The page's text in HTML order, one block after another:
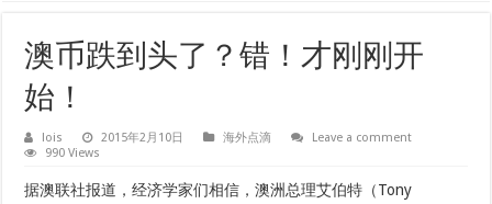
澳币跌到头了？错！才刚刚开
始！
lois 2015年2月10日 海外点滴
Leave a comment
990 Views
据澳联社报道，经济学家们相信，澳洲总理艾伯特（Tony